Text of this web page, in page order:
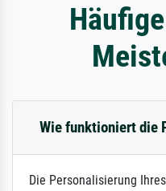
Wie funktioniert die
Die Personalisierung